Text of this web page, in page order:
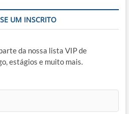
UM INSCRITO
da nossa lista VIP de
estágios e muito mais.